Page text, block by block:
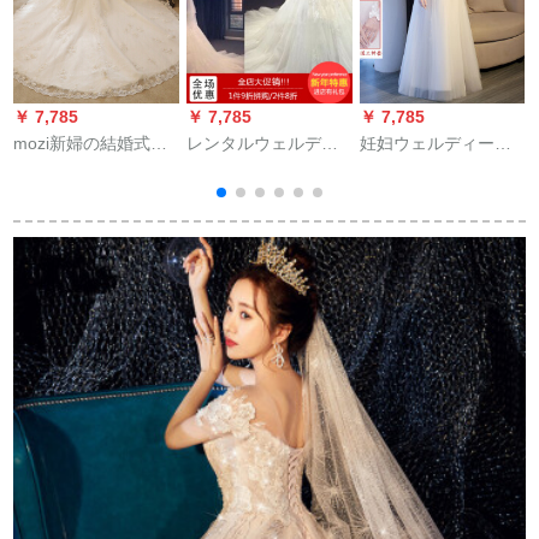
￥ 7,785
mozi新婦の結婚式の
セスドリームドレン
ウェディングドレス
アップ女性の結婚披
露宴ドレスアップス
カートドレン項L
￥ 7,785
レンタルウェルデ
アスト・ロールオ
ブ・ロール冬レディ
ス・冬レディスのウ
ェディングドレス上
品精致レンタル：ド
レンXL
￥ 7,785
妊妇ウェルディーデ
は妊娠中の王女を隠
します。大きいサイ
ズは太っています。
シリムローグ女性オ
ーフダッグ白いロー
グ+ストールXL